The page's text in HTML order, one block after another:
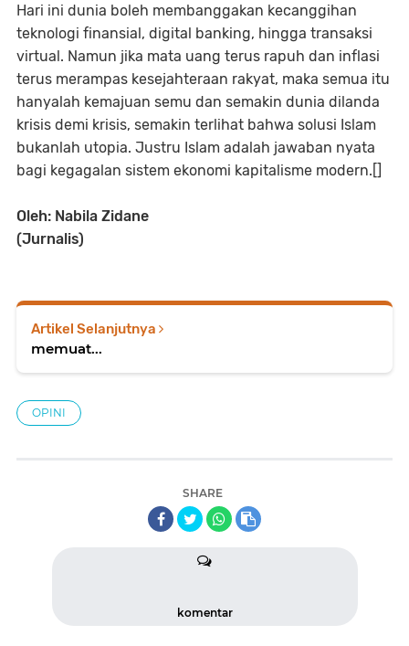
Hari ini dunia boleh membanggakan kecanggihan
teknologi finansial, digital banking, hingga transaksi
virtual. Namun jika mata uang terus rapuh dan inflasi
terus merampas kesejahteraan rakyat, maka semua itu
hanyalah kemajuan semu dan semakin dunia dilanda
krisis demi krisis, semakin terlihat bahwa solusi Islam
bukanlah utopia. Justru Islam adalah jawaban nyata
bagi kegagalan sistem ekonomi kapitalisme modern.[]
Oleh: Nabila Zidane
(Jurnalis)
Artikel Selanjutnya
memuat...
OPINI
SHARE
komentar